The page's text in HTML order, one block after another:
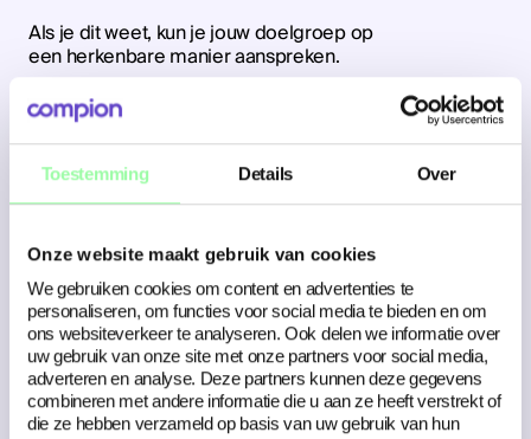
Toestemming Details Over
Onze website maakt gebruik van cookies
We gebruiken cookies om content en advertenties te
personaliseren, om functies voor social media te bieden en om
ons websiteverkeer te analyseren. Ook delen we informatie over
uw gebruik van onze site met onze partners voor social media,
adverteren en analyse. Deze partners kunnen deze gegevens
combineren met andere informatie die u aan ze heeft verstrekt of
die ze hebben verzameld op basis van uw gebruik van hun
Als je dit weet, kun je jouw doelgroep op
een herkenbare manier aanspreken.
Case: Wilhelmina
snoepballen
praktijk dan uit?
Voor Wilhelmina mochten we hun nieuwste
snoepballen in de spotlights zetten. Dus dat deden we
letterlijk! We hebben video’s gemaakt die inspelen op
wat generaties verbindt: herkenbare momenten en een
vleugje humor. Zo gaven we het klassieke merk een
frisse, eigentijdse twist die de doelgroep